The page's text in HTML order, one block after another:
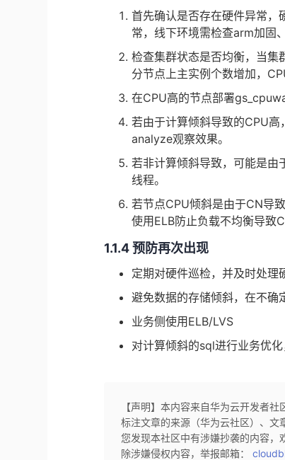
首先确认是否存在硬件异常，
常，线下环境需检查arm加固
检查集群状态是否均衡，当集
分节点上主实例个数增加，
在CPU高的节点部署
若由于计算倾斜导致的CPU高
analyze观察效果。
若非计算倾斜导致，可能是由
线程。
若节点CPU倾斜是由于CN导
使用ELB防止负载不均衡导致
1.1.4 预防再次出现
定期对硬件巡检，并及时处理
避免数据的存储倾斜，在不
业务侧使用ELB/LVS
对计算倾斜的sql进行业务优
【声明】本内容来自华为云开发者
标注文章的来源（华为云社区）、文
您发现本社区中有涉嫌抄袭的内容，
除涉嫌侵权内容，举报邮箱：